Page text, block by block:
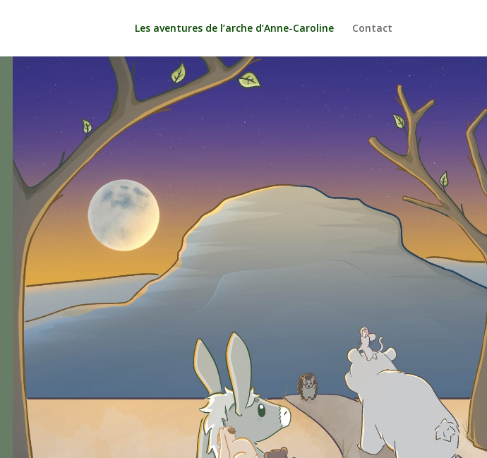
Les aventures de l’arche d’Anne-Caroline Contact